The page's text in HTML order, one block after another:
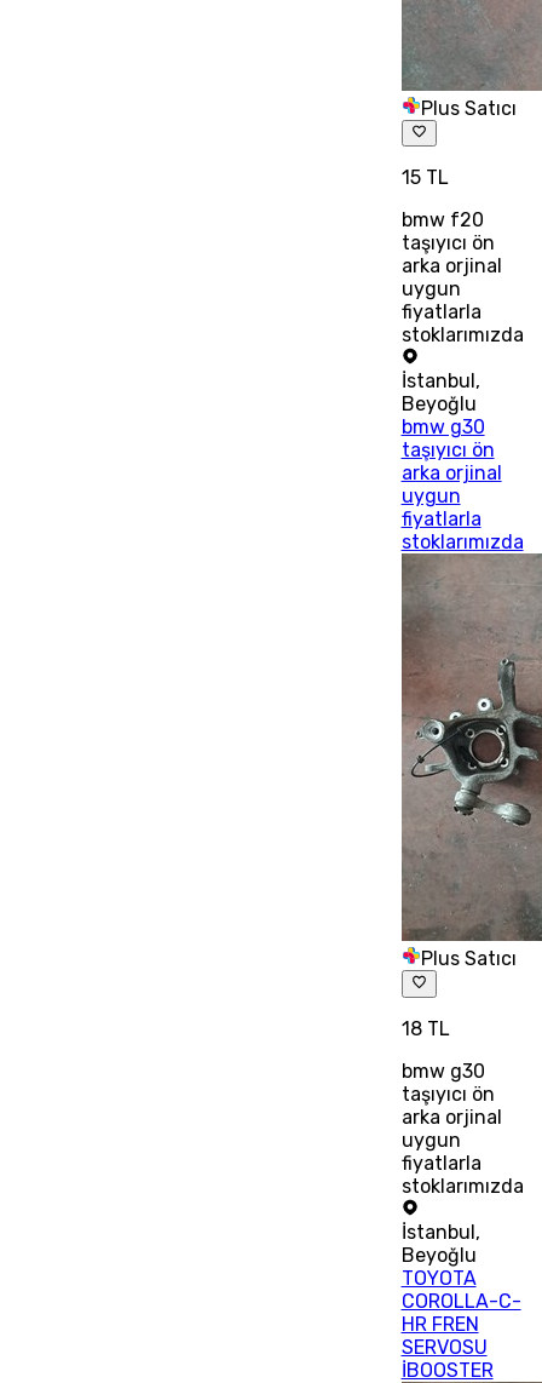
Plus Satıcı
15 TL
bmw f20
taşıyıcı ön
arka orjinal
uygun
fiyatlarla
stoklarımızda
İstanbul ,
Beyoğlu
bmw g30
taşıyıcı ön
arka orjinal
uygun
fiyatlarla
stoklarımızda
Plus Satıcı
18 TL
bmw g30
taşıyıcı ön
arka orjinal
uygun
fiyatlarla
stoklarımızda
İstanbul,
Beyoğlu
TOYOTA
COROLLA-C-
HR FREN
SERVOSU
İBOOSTER